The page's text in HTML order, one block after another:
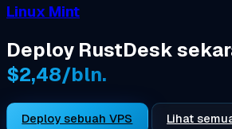
Linux Mint
Deploy RustDesk
$2,48/bln.
Deploy sebuah VPS Lihat